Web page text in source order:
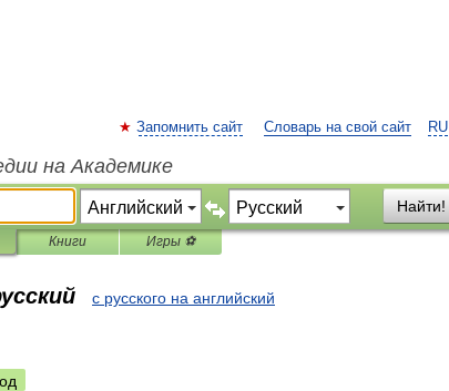
RU
Запомнить сайт Словарь на свой сайт
на Академике
Найти!
Книги Игры ⚽
с русского на английский